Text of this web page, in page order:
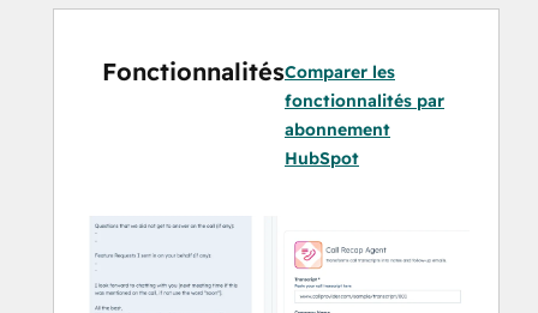
HubSpot
— Générer des tickets à partir de
comptes-rendus de réunion, de
cahiers des charges ou de
conversations avec les clients
FonctionnalitésComparer les
fonctionnalités par
abonnement
HubSpot